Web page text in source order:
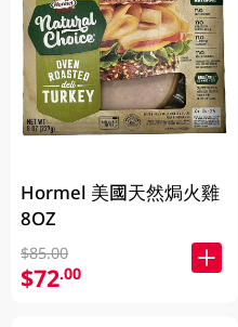
Hormel 美國天然焗火雞
8OZ
$85.00
$72.00